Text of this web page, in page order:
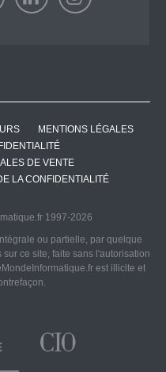
MENTIONS LÉGALES
DE VENTE
LA CONFIDENTIALITÉ
1997-2026
ou partielle, par quelque
ce site, faite sans l'autorisation
est illicite et